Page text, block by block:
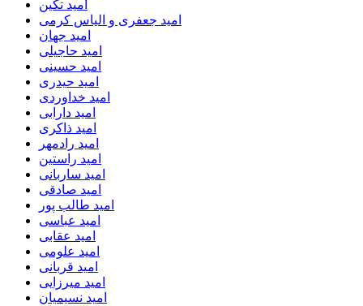
امید تکین
امید جعفری و الیاس کرمی
امید جهان
امید حاجیلی
امید حسینی
امید حیدری
امید خداوردی
امید دارابی
امید ذاکری
امید رادمهر
امید راستین
امید ساربانی
امید صادقی
امید طالب پور
امید عباسی
امید عقابی
امید علومی
امید قربانی
امید میرزایی
امید نسیمیان